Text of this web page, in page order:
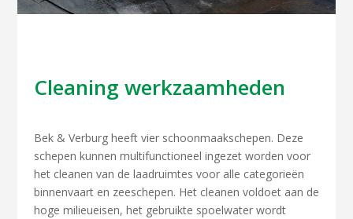
Cleaning werkzaamheden
Bek & Verburg heeft vier schoonmaakschepen. Deze
schepen kunnen multifunctioneel ingezet worden voor
het cleanen van de laadruimtes voor alle categorieën
binnenvaart en zeeschepen. Het cleanen voldoet aan de
hoge milieueisen, het gebruikte spoelwater wordt